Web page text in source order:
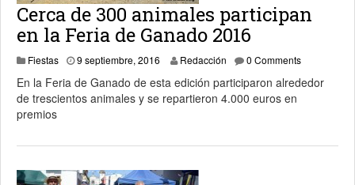
Cerca de 300 animales participan
en la Feria de Ganado 2016
Fiestas 9 septiembre, 2016 11 septiembre, 2016
Redacción 0 Comments
En la Feria de Ganado de esta edición participaron alrededor
de trescientos animales y se repartieron 4.000 euros en
premios